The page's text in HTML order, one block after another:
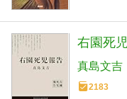
右園死
真島文吉
2183